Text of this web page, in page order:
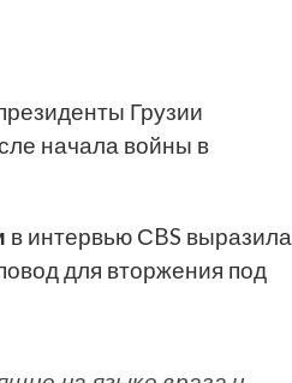
Грузии
начала войны в
в интервью СBS выразила
для вторжения под